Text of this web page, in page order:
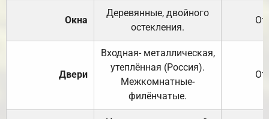
Окна
Деревянные, двойного
остекления.
Двери
Входная- металлическая,
утеплённая (Россия).
Межкомнатные-
филёнчатые.